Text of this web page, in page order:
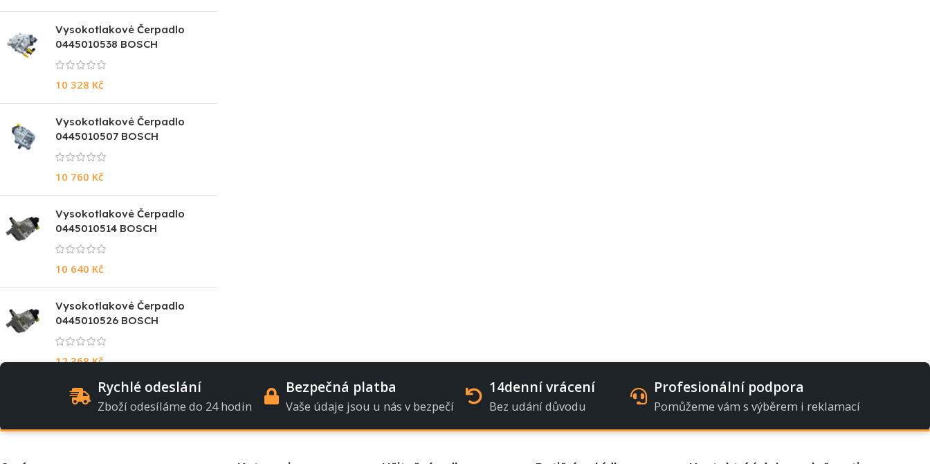
Vysokotlakové Čerpadlo
0445010538 BOSCH
10 328 Kč
Vysokotlakové Čerpadlo
0445010507 BOSCH
10 760 Kč
Vysokotlakové Čerpadlo
0445010514 BOSCH
10 640 Kč
Vysokotlakové Čerpadlo
0445010526 BOSCH
12 368Kč
Rychlé odeslání
Zboží odesíláme do 24 hodin
Bezpečná platba
Vaše údaje jsou u nás v bezpečí
14denní vrácení
Bez udání důvodu
Profesionální podpora
Pomůžeme vám s výběrem i reklamací